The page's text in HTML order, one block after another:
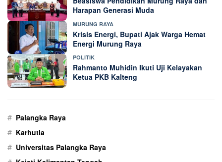
Harapan Generasi Muda
MURUNG RAYA
Krisis Energi, Bupati Ajak Warga Hemat
Energi Murung Raya
POLITIK
Rahmanto Muhidin Ikuti Uji Kelayakan
Ketua PKB Kalteng
# Palangka Raya
# Karhutla
# Universitas Palangka Raya